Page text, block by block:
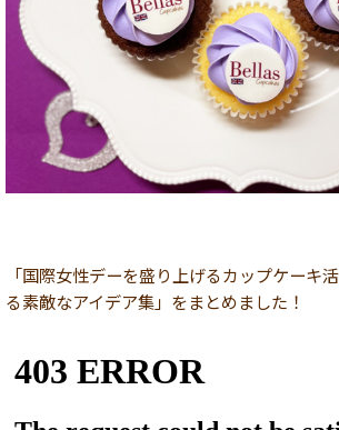
「国際女性デーを盛り上げるカップケーキ
る素敵なアイデア集」をまとめました！